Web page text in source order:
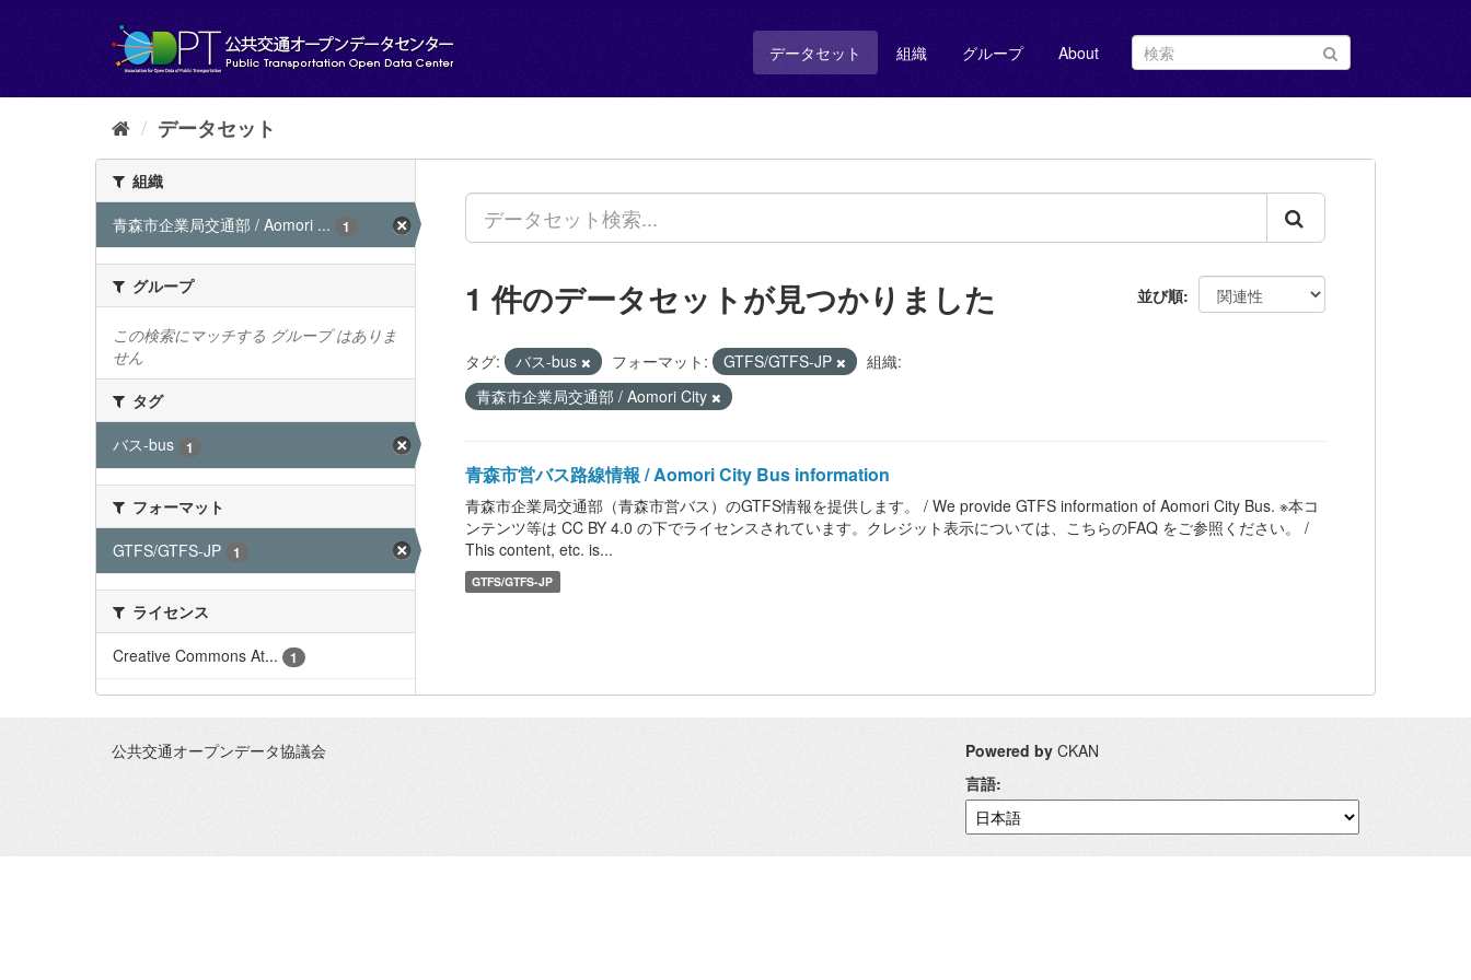
し
データセット 組織 グループ About
データセット
組織
青森市企業局交通部 / Aomori ...
1
グループ
この検索にマッチする グループ はありま
せん
タグ
バス-bus
1
フォーマット
GTFS/GTFS-JP
1
ライセンス
Creative Commons At...
1
並び順
1 件のデータセットが見つかりました
タグ: バス-bus フォーマット: GTFS/GTFS-JP
組織:
青森市企業局交通部 / Aomori City
青森市営バス路線情報 / Aomori City Bus information
青森市企業局交通部（青森市営バス）のGTFS情報を提供します。 / We provide GTFS information of Aomori City Bus. ※本コ
ンテンツ等は CC BY 4.0 の下でライセンスされています。クレジット表示については、こちらのFAQ をご参照ください。 /
This content, etc. is...
GTFS/GTFS-JP
公共交通オープンデータ協議会 Powered by CKAN
言語